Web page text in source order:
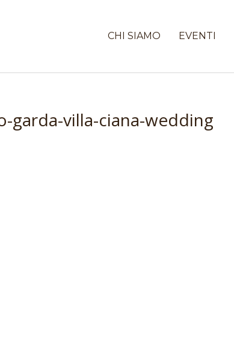
CHI SIAMO EVENTI
garda-villa-ciana-wedding